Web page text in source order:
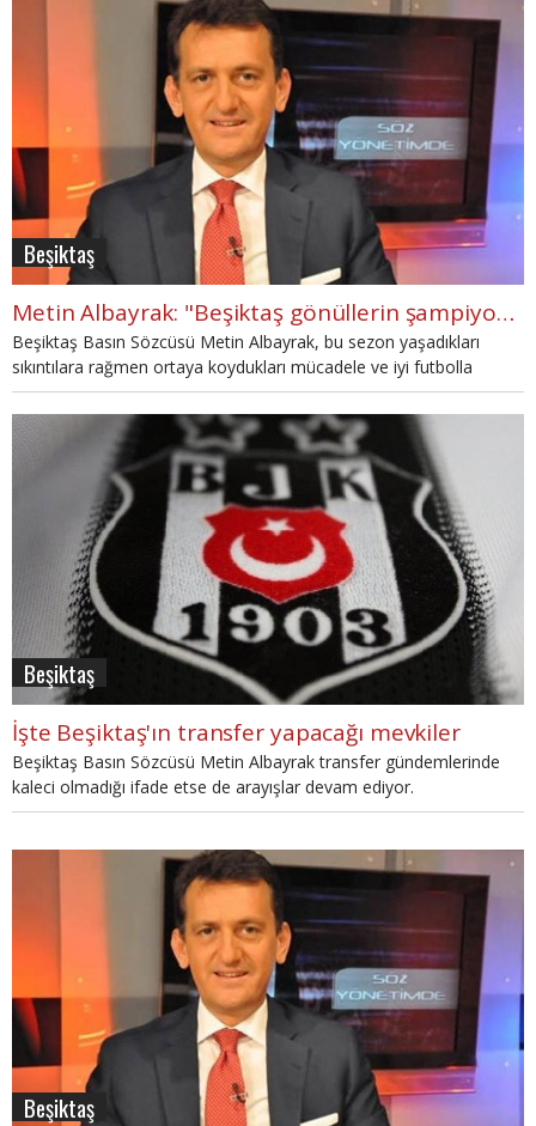
Beşiktaş
Metin Albayrak: "Beşiktaş gönüllerin şampiyonu"
Beşiktaş Basın Sözcüsü Metin Albayrak, bu sezon yaşadıkları
sıkıntılara rağmen ortaya koydukları mücadele ve iyi futbolla
şimdiden gönüllerin şampiyonu olduklarını ancak bu başarıyı
gerçekte de yaşamak istediklerini söyledi.
Beşiktaş
İşte Beşiktaş'ın transfer yapacağı mevkiler
Beşiktaş Basın Sözcüsü Metin Albayrak transfer gündemlerinde
kaleci olmadığı ifade etse de arayışlar devam ediyor.
Beşiktaş